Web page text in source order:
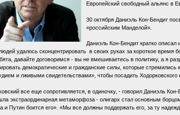
Европейский свободный альянс в
30 октября Даниэль Кон-Бендит
«российским Манделой».
Даниэль Кон-Бендит кратко описал
удалось сконцентрировать в своих руках за короткое
давайте договоримся - вы не вмешиваетесь в политику, а я
демократические и гражданские силы, которые
и лживыми свидетельствами», чтобы посадить Ходорковского
все еще сопротивляется, в одиночку, - говорил Даниэль
экстраординарная метаморфоза - олигарх стал основным
и Путин боится его». «Мы все должны поддержать его, за ту